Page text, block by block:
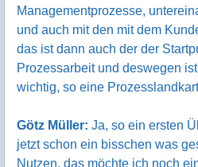
Managementprozesse,
und auch mit den mit dem
das ist dann auch der der
Prozessarbeit und deswegen
wichtig, so eine
Götz Müller: Ja, so ein ersten
jetzt schon ein bisschen was
Nutzen, das möchte ich noch